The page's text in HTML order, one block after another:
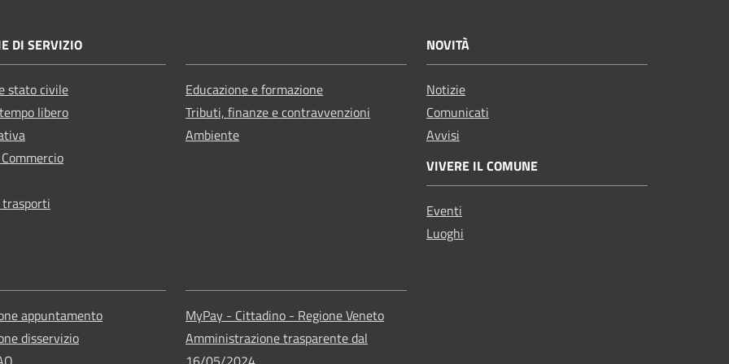
DI SERVIZIO
stato civile
libero
Educazione e formazione
Tributi, finanze e contravvenzioni
Ambiente
NOVITÀ
Notizie
Comunicati
Avvisi
VIVERE IL COMUNE
Eventi
Luoghi
appuntamento
disservizio
MyPay - Cittadino - Regione Veneto
Amministrazione trasparente dal